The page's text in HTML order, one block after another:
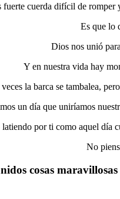
fuerte cuerda difícil de romper
Es que lo
Dios nos unió
Y en nuestra vida hay
la barca se tambalea,
un día que uniríamos
por ti como aquel día
No
cosas